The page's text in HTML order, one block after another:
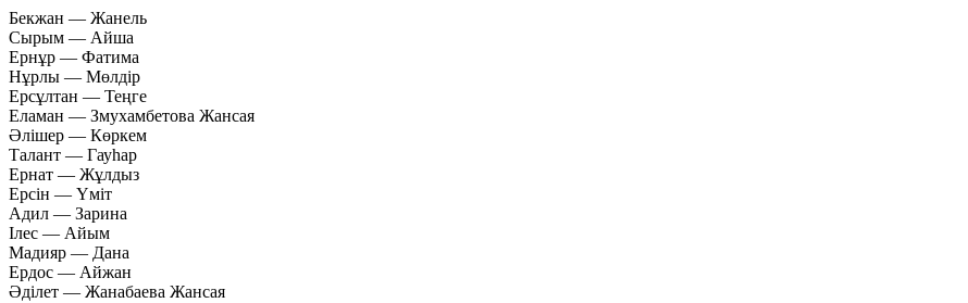
Бекжан — Жанель
Сырым — Айша
Ернұр — Фатима
Нұрлы — Мөлдір
Ерсұлтан — Теңге
Еламан — Змухамбетова Жансая
Әлішер — Көркем
Талант — Гауһар
Ернат — Жұлдыз
Ерсін — Үміт
Адил — Зарина
Ілес — Айым
Мадияр — Дана
Ердос — Айжан
Әділет — Жанабаева Жансая